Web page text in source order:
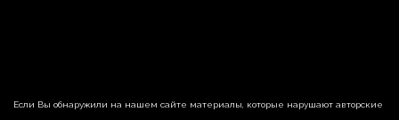
Если Вы обнаружили на нашем сайте материалы, которые нарушают авторские